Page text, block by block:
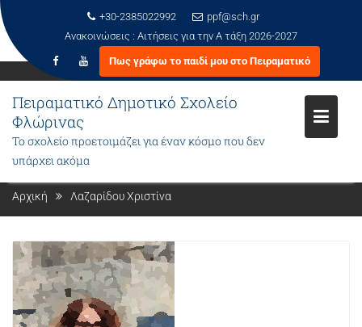
Μεταπηδήστε
περιεχόμενο
+30-2385022992
ppf@sch.gr
Ανακοινώσεις : Αιτήσεις για την Α τάξη 2026-2027
Πως γράφω το παιδί μου στο Πειραματικό
Πειραματικό Δημοτικό Σχολείο
Φλώρινας
Το σχολείο προετοιμάζει για έναν κόσμο που δεν
υπάρχει ακόμα
ΛΑΖΑΡΊΔΟΥ ΧΡΙΣΤΊΝΑ
Αρχική Λαζαρίδου Χριστίνα